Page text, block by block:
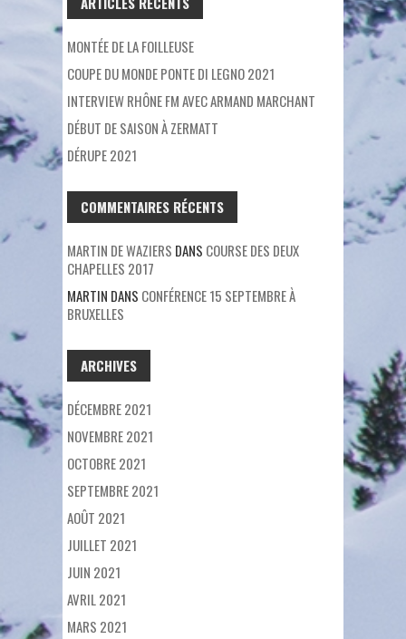
MONTÉE DE LA FOILLEUSE
COUPE DU MONDE PONTE DI LEGNO 2021
INTERVIEW RHÔNE FM AVEC ARMAND MARCHANT
DÉBUT DE SAISON À ZERMATT
DÉRUPE 2021
COMMENTAIRES RÉCENTS
MARTIN DE WAZIERS DANS COURSE DES DEUX
CHAPELLES 2017
MARTIN DANS CONFÉRENCE 15 SEPTEMBRE À
BRUXELLES
ARCHIVES
DÉCEMBRE 2021
NOVEMBRE 2021
OCTOBRE 2021
SEPTEMBRE 2021
AOÛT 2021
JUILLET 2021
JUIN 2021
AVRIL 2021
MARS 2021